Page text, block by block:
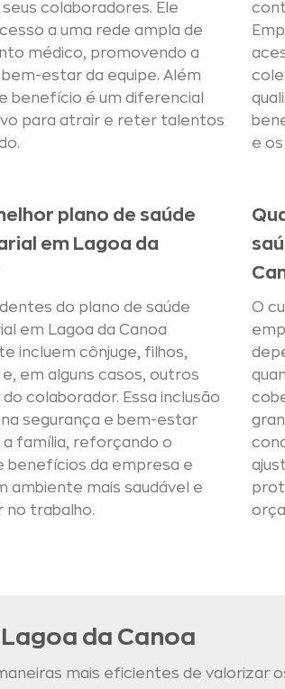
colaboradores. Ele
a uma rede ampla de
médico, promovendo a
estar da equipe. Além
benefício é um diferencial
para atrair e reter talentos
e
plano de saúde
em Lagoa da
do plano de saúde
em Lagoa da Canoa
incluem cônjuge, filhos,
em alguns casos, outros
colaborador. Essa inclusão
segurança e bem-estar
a família, reforçando o
benefícios da empresa e
ambiente mais saudável e
no trabalho.
O
da Canoa
mais eficientes de valorizar